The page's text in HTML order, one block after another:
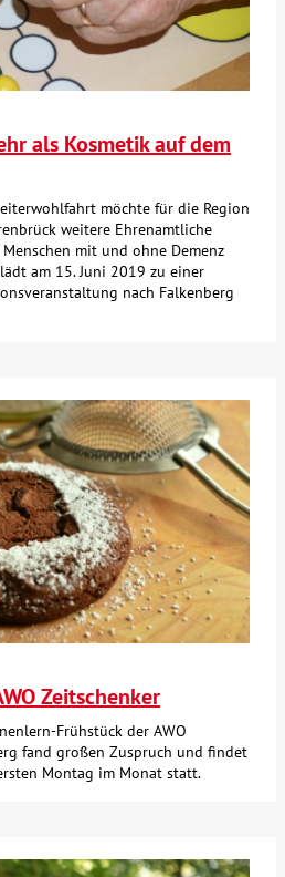
als Kosmetik auf dem
möchte für die Region
weitere Ehrenamtliche
mit und ohne Demenz
am 15. Juni 2019 zu einer
nach Falkenberg
Zeitschenker
Frühstück der AWO
fand großen Zuspruch und findet
Montag im Monat statt.